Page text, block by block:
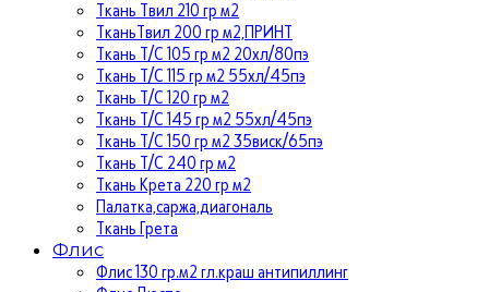
Ткань Твил 210 гр м2
ТканьТвил 200 гр м2,ПРИНТ
Ткань Т/C 105 гр м2 20хл/80пэ
Ткань Т/C 115 гр м2 55хл/45пэ
Ткань Т/C 120 гр м2
Ткань Т/C 145 гр м2 55хл/45пэ
Ткань Т/C 150 гр м2 35виск/65пэ
Ткань Т/C 240 гр м2
Ткань Крета 220 гр м2
Палатка,саржа,диагональ
Ткань Грета
Флис
Флис 130 гр.м2 гл.краш антипиллинг